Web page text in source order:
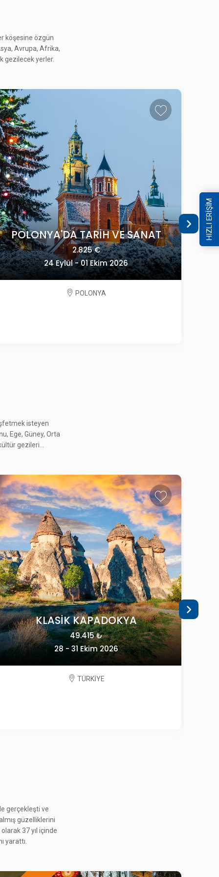
köşesine özgün
Avrupa, Afrika,
gezilecek yerler.
GÜNEY KORE GEZİSİ
4.495 $
14 - 24 Ekim 2026
GÜNEY KORE
isteyen
Ege, Güney, Orta
gezileri...
TREN ILE
KONYA ÇATALHÖYÜK - SİLLE -
KELEBEKLER VADİS
42.215 ₺
06 - 08 Kasım 2026
TÜRKİYE
gerçekleşti ve
güzelliklerini
37 yıl içinde
yarattı.
PERA'DA 6-7 EYLÜL
HIZLI ERİŞİM